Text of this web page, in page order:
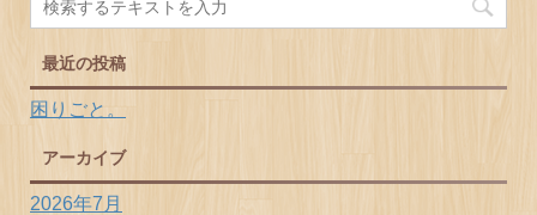
最近の投稿
困りごと。
アーカイブ
2026年7月